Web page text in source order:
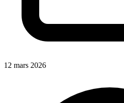
12 mars 2026